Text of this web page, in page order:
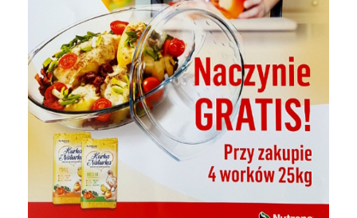
Dla psa i kota
Nawozy
System dociepleń
Rury i kanalizacja
Kleje